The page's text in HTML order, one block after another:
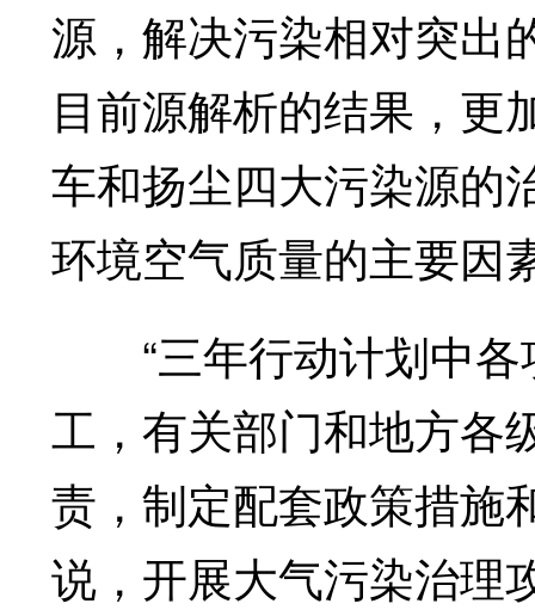
源，解决污染相对突出
目前源解析的结果，更
车和扬尘四大污染源的
环境空气质量的主要因
“三年行动计划中各
工，有关部门和地方各
责，制定配套政策措施
说，开展大气污染治理